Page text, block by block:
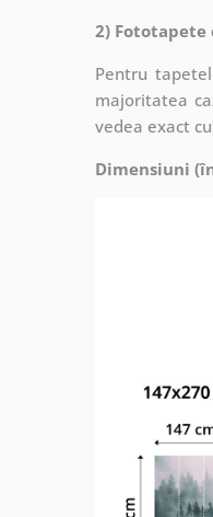
2) Fototapete
Pentru
majoritatea
vedea exact
Dimensiuni